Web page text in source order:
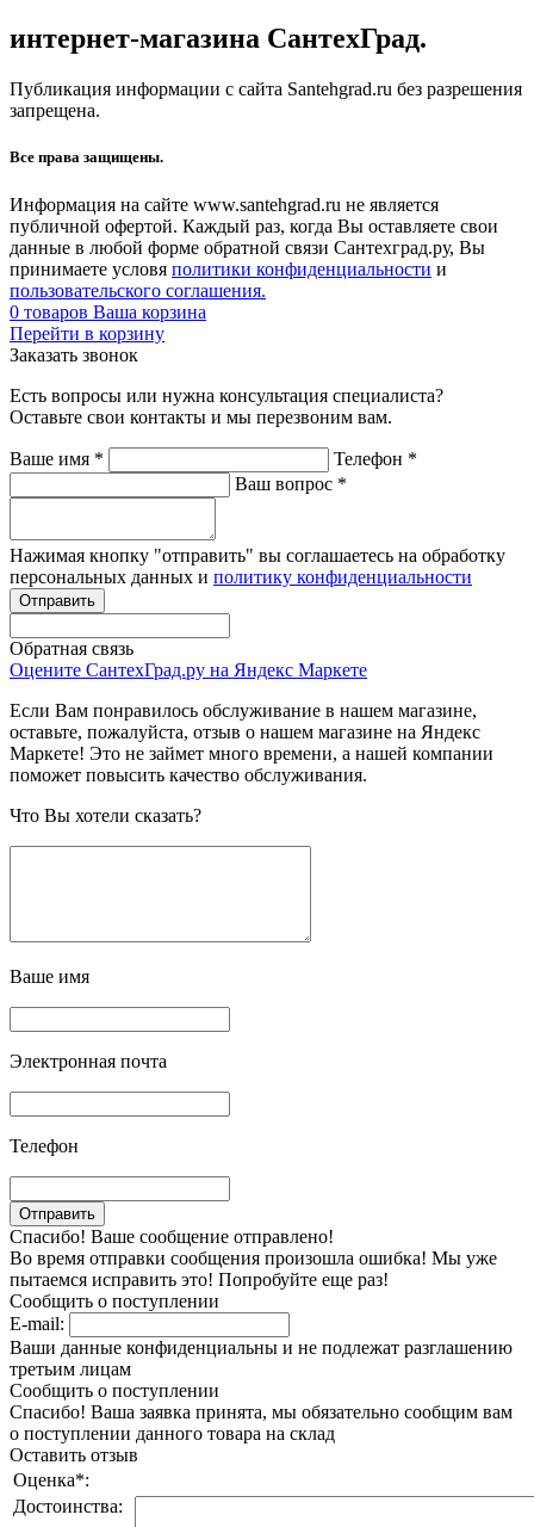
интернет-магазина СантехГрад.
Публикация информации с сайта Santehgrad.ru без разрешения
запрещена.
Все права защищены.
Информация на сайте www.santehgrad.ru не является
публичной офертой. Каждый раз, когда Вы оставляете свои
данные в любой форме обратной связи Сантехград.ру, Вы
принимаете условя политики конфиденциальности и
пользовательского соглашения.
0 товаров Ваша корзина
Перейти в корзину
Заказать звонок
Есть вопросы или нужна консультация специалиста?
Оставьте свои контакты и мы перезвоним вам.
Ваше имя * Телефон *
Ваш вопрос *
Нажимая кнопку "отправить" вы соглашаетесь на обработку
персональных данных и политику конфиденциальности
Обратная связь
Оцените СантехГрад.ру на Яндекс Маркете
Если Вам понравилось обслуживание в нашем магазине,
оставьте, пожалуйста, отзыв о нашем магазине на Яндекс
Маркете! Это не займет много времени, а нашей компании
поможет повысить качество обслуживания.
Что Вы хотели сказать?
Ваше имя
Электронная почта
Телефон
Спасибо! Ваше сообщение отправлено!
Во время отправки сообщения произошла ошибка! Мы уже
пытаемся исправить это! Попробуйте еще раз!
Сообщить о поступлении
E-mail:
Ваши данные конфиденциальны и не подлежат разглашению
третьим лицам
Сообщить о поступлении
Спасибо! Ваша заявка принята, мы обязательно сообщим вам
о поступлении данного товара на склад
Оставить отзыв
Оценка*:
Достоинства: